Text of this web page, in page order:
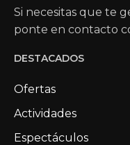
Si necesitas que te
ponte en contacto
DESTACADOS
Ofertas
Actividades
Espectáculos